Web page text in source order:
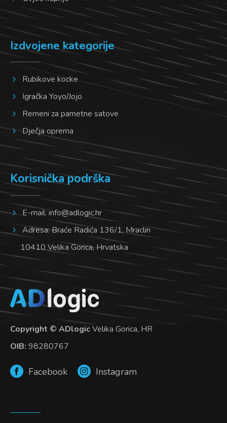
Izdvojene kategorije
Rubikove kocke
Igračka Yoyo/Jojo
Remeni za pametne satove
Dječja oprema
Korisnička podrška
E-mail:info@adlogic.hr
Adresa: Braće Radića 136/1, Mraclin
10410 Velika Gorica, Hrvatska
Copyright © ADlogicVelika Gorica, HR
OIB: 98280767
Facebook Instagram